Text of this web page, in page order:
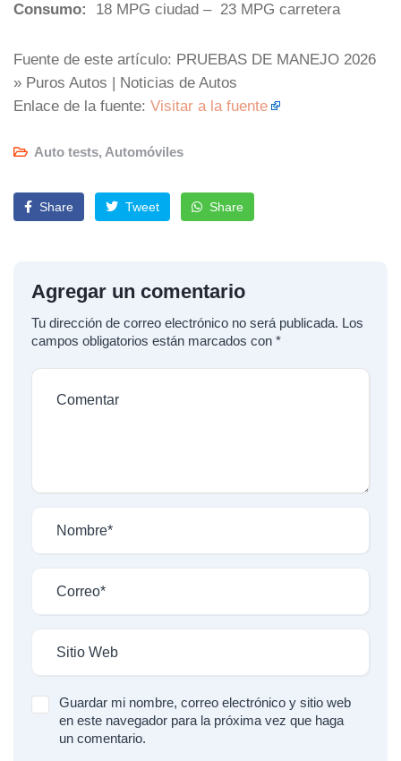
Consumo: 18 MPG ciudad – 23 MPG carretera
Fuente de este artículo: PRUEBAS DE MANEJO 2026
» Puros Autos | Noticias de Autos
Enlace de la fuente: Visitar a la fuente
Auto tests, Automóviles
Share Tweet Share
Agregar un comentario
Tu dirección de correo electrónico no será publicada. Los
campos obligatorios están marcados con *
Guardar mi nombre, correo electrónico y sitio web
en este navegador para la próxima vez que haga
un comentario.